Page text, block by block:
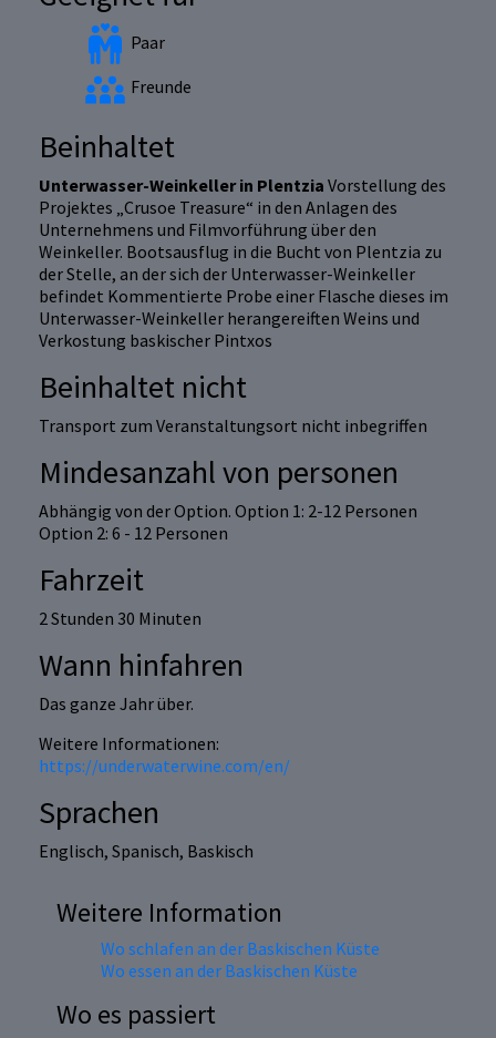
Paar
Freunde
Beinhaltet
Unterwasser-Weinkeller in Plentzia Vorstellung des
Projektes „Crusoe Treasure“ in den Anlagen des
Unternehmens und Filmvorführung über den
Weinkeller. Bootsausflug in die Bucht von Plentzia zu
der Stelle, an der sich der Unterwasser-Weinkeller
befindet Kommentierte Probe einer Flasche dieses im
Unterwasser-Weinkeller herangereiften Weins und
Verkostung baskischer Pintxos
Beinhaltet nicht
Transport zum Veranstaltungsort nicht inbegriffen
Mindesanzahl von personen
Abhängig von der Option. Option 1: 2-12 Personen
Option 2: 6 - 12 Personen
Fahrzeit
2 Stunden 30 Minuten
Wann hinfahren
Das ganze Jahr über.
Weitere Informationen:
https://underwaterwine.com/en/
Sprachen
Englisch, Spanisch, Baskisch
Weitere Information
Wo schlafen an der Baskischen Küste
Wo essen an der Baskischen Küste
Wo es passiert